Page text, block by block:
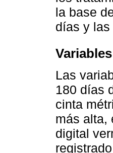
la base
días y
Las
180 días
cinta
más alta,
digital